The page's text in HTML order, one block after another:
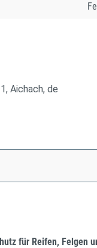
Aichach, de
für Reifen, Felgen